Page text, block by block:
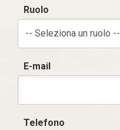
Ruolo
-- Seleziona un ruolo --
E-mail
Telefono